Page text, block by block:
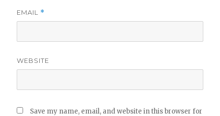
EMAIL *
WEBSITE
Save my name, email, and website in this browser for